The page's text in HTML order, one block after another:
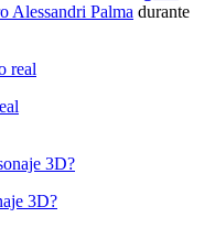
Alessandri Palma durante
3D?